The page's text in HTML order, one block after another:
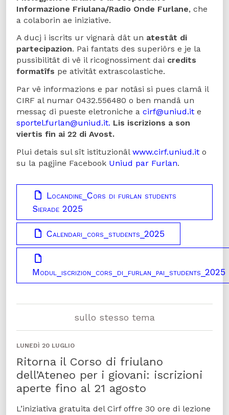
Informazione Friulana/Radio Onde Furlane, che
a colaborin ae iniziative.
A ducj i iscrits ur vignarà dât un atestât di
partecipazion. Pai fantats des superiôrs e je la
pussibilitât di vê il ricognossiment dai credits
formatîfs pe ativitât extrascolastiche.
Par vê informazions e par notâsi si pues clamâ il
CIRF al numar 0432.556480 o ben mandâ un
messaç di pueste eletroniche a cirf@uniud.it e
sportel.furlan@uniud.it. Lis iscrizions a son
viertis fin ai 22 di Avost.
Plui detais sul sît istituzionâl www.cirf.uniud.it o
su la pagjine Facebook Uniud par Furlan.
Locandine_Cors di furlan students
Sierade 2025
Calendari_cors_students_2025
Modul_iscrizion_cors_di_furlan_pai_students_2025
sullo stesso tema
LUNEDÌ 20 LUGLIO
Ritorna il Corso di friulano
dell’Ateneo per i giovani: iscrizioni
aperte fino al 21 agosto
L’iniziativa gratuita del Cirf offre 30 ore di lezione